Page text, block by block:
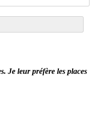
Je leur préfère les places